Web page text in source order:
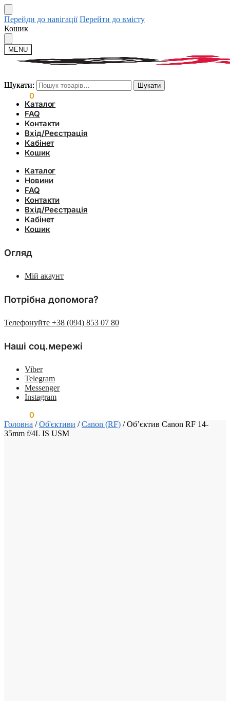
Перейди до навігації Перейти до вмісту
Кошик
MENU
Шукати: Шукати
0
Шукати: Шукати
Каталог
FAQ
Контакти
Вхід/Реєстрація
Кабінет
Кошик
Каталог
Новини
FAQ
Контакти
Вхід/Реєстрація
Кабінет
Кошик
Огляд
Мій акаунт
Потрібна допомога?
Телефонуйте +38 (094) 853 07 80
Наші соц.мережі
Viber
Telegram
Messenger
Instagram
0
Головна /Об'єктиви /Canon (RF) /Об’єктив Canon RF 14-
35mm f/4L IS USM